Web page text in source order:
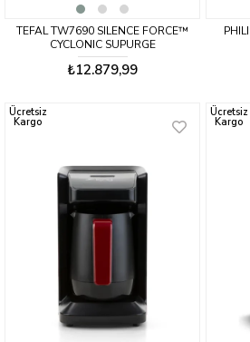
TEFAL TW7690 SILENCE FORCE™
CYCLONIC SUPURGE
₺12.879,99
Ücretsiz
Kargo
Ücretsiz
Kargo